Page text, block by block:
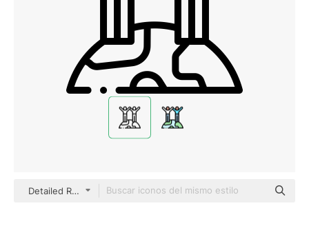
Detailed Rounded Lineal